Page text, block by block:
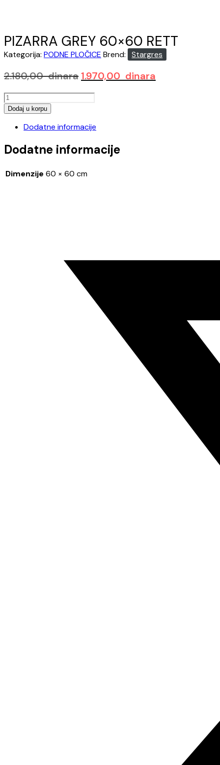
PIZARRA GREY 60×60 RETT
Kategorija: PODNE PLOČICE Brend: Stargres
2.180,00dinaraOriginalna
2.180,00 dinara.
1.970,00 dinara
PIZARRA
GREY
RETT
Dodaj u korpu
Dodatne informacije
Dodatne informacije
Dimenzije 60 × 60 cm